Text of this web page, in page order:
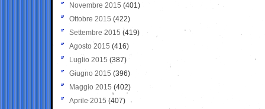
Novembre 2015 (401)
Ottobre 2015 (422)
Settembre 2015 (419)
Agosto 2015 (416)
Luglio 2015 (387)
Giugno 2015 (396)
Maggio 2015 (402)
Aprile 2015 (407)